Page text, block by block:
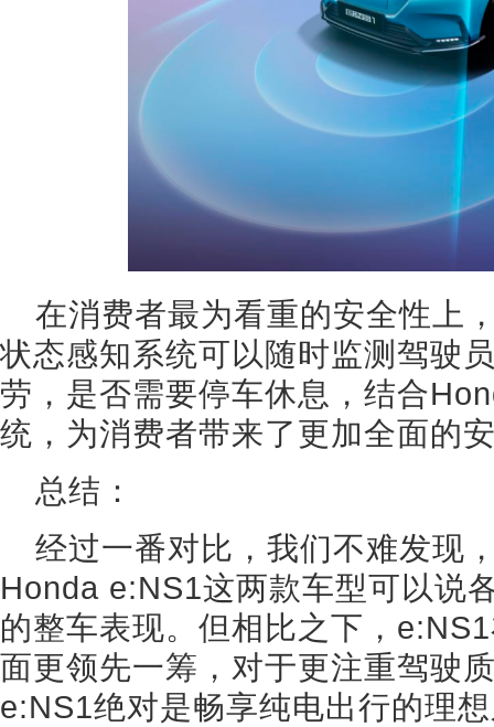
在消费者最为看重的安全性上
状态感知系统可以随时监测驾驶
劳，是否需要停车休息，结合
统，为消费者带来了更加全面的
总结：
经过一番对比，我们不难发现
Honda e:NS1这两款车型可以说
的整车表现。但相比之下，
面更领先一筹，对于更注重驾驶
e:NS1绝对是畅享纯电出行的理